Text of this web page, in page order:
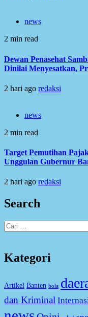
news
2 min read
Dewan Penasehat
Dinilai Menyesatkan,
2 hari ago redaksi
news
2 min read
Target Pemutihan
Unggulan Gubernur
2 hari ago redaksi
Search
Cari
untuk:
Kategori
Artikel Banten bola
dan Kriminal